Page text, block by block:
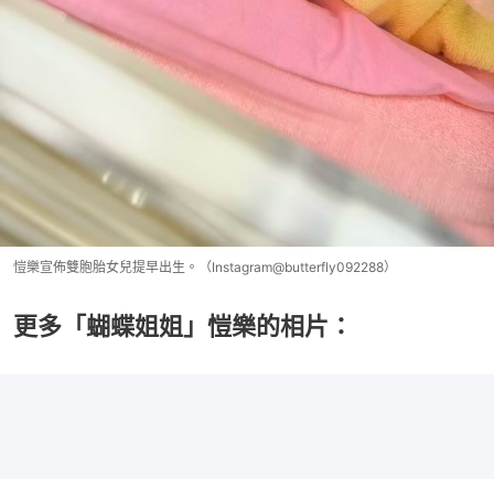
愷樂宣佈雙胞胎女兒提早出生。（Instagram@butterfly092288）
更多「蝴蝶姐姐」愷樂的相片：